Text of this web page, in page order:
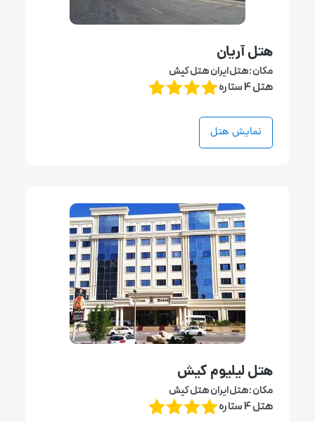
هتل آریان
مکان :هتل ایران هتل کیش
هتل 4 ستاره
نمایش هتل
هتل لیلیوم کیش
مکان :هتل ایران هتل کیش
هتل 4 ستاره